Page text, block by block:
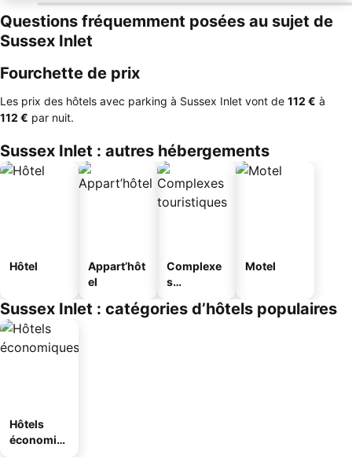
Questions fréquemment posées au sujet de
Sussex Inlet
Fourchette de prix
Les prix des hôtels avec parking à Sussex Inlet vont de ‎112 € à
‎112 € par nuit.
Sussex Inlet : autres hébergements
Hôtel
Appart’hôt
el
Complexe
s
s
Motel
Sussex Inlet : catégories d’hôtels populaires
Hôtels
économiq